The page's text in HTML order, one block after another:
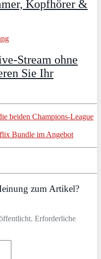
Kopfhörer &
Stream ohne
Sie Ihr
beiden Champions-League
Bundle im Angebot
zum Artikel?
Erforderliche